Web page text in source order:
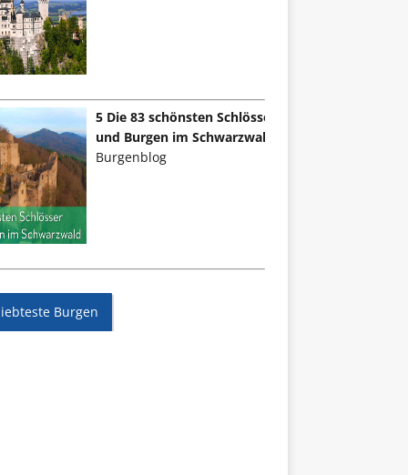
5 Die 83 schönsten Schlösser
und Burgen im Schwarzwald
Burgenblog
Burgen